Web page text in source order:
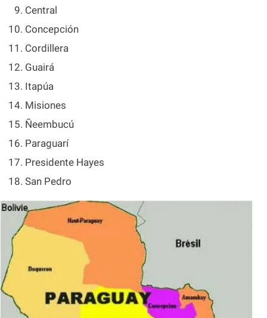
Central
Concepción
Cordillera
Guairá
Itapúa
Misiones
Ñeembucú
Paraguarí
Presidente Hayes
San Pedro